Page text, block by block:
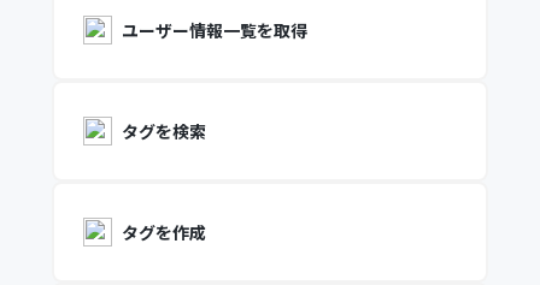
ユーザー情報一覧を取得
タグを検索
タグを作成